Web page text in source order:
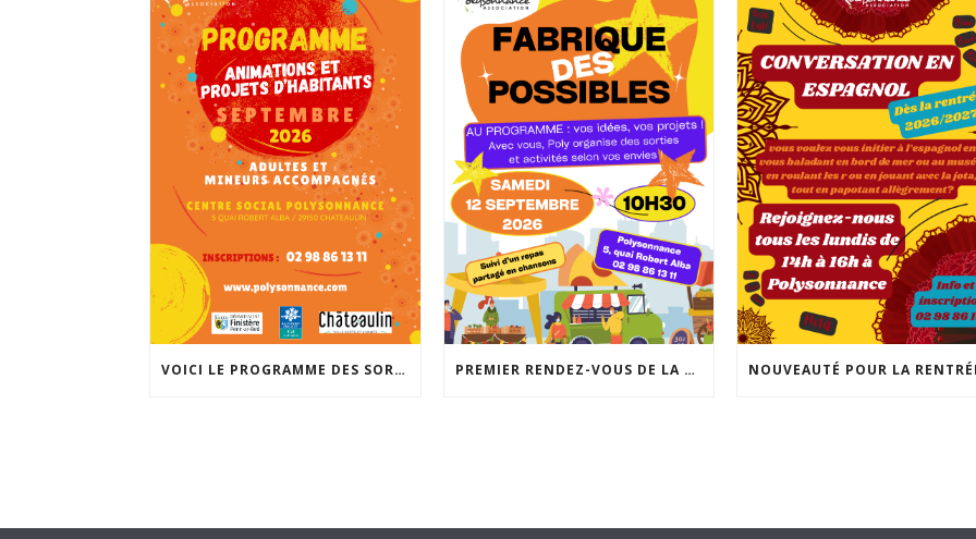
VOICI LE PROGRAMME DES SORTIES POUR ADULTES ET MINEURS ACCOMPAGNÉS POUR LA RENTRÉE DE SEPTEMBRE. INSCRIPTIONS À PARTIR DU 25 AOÛT À 14H À L’ACCUEIL DE POLYSONNANCE. INFO: 02 98 86 13 11. BONNES VACANCES!! PREMIER RENDEZ-VOUS DE LA RENTRÉE À NE PAS MANQUER: LA FABRIQUE DES POSSIBLES AU LOCAL JEUNES DE POLYSONNANCE. UN MOMENT CONVIVIAL POUR RÉALISER VOS PROJETS DE SORTIES, D’ACTIVITÉS, DE SÉJOURS… INFO: 02 98 86 13 11